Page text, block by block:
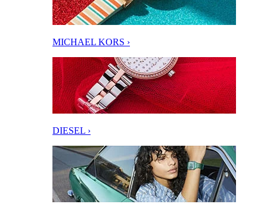
MICHAEL KORS ›
DIESEL ›